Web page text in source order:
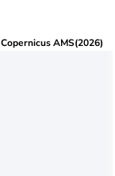
Copernicus AMS(2026)